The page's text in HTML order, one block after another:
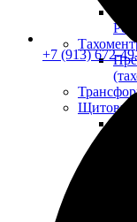
+7 (913) 672-